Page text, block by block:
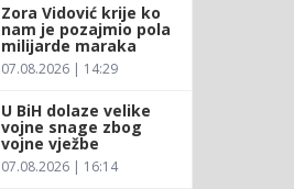
Zora Vidović krije ko
nam je pozajmio pola
milijarde maraka
07.08.2026 | 14:29
U BiH dolaze velike
vojne snage zbog
vojne vježbe
07.08.2026 | 16:14